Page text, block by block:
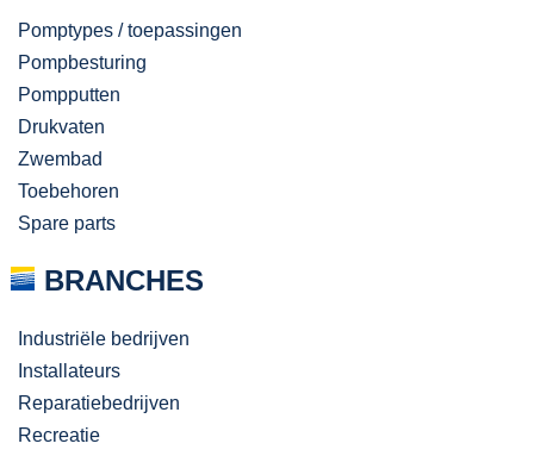
Pomptypes / toepassingen
Pompbesturing
Pompputten
Drukvaten
Zwembad
Toebehoren
Spare parts
BRANCHES
Industriële bedrijven
Installateurs
Reparatiebedrijven
Recreatie